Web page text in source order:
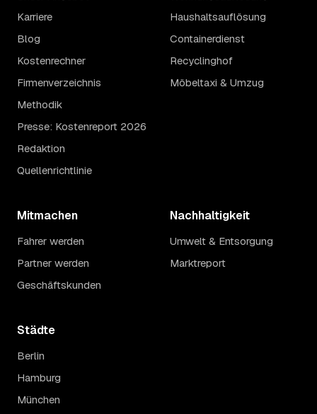
Karriere
Blog
Kostenrechner
Firmenverzeichnis
Methodik
Presse: Kostenreport 2026
Redaktion
Quellenrichtlinie
Haushaltsauflösung
Containerdienst
Recyclinghof
Möbeltaxi & Umzug
Mitmachen
Fahrer werden
Partner werden
Geschäftskunden
Nachhaltigkeit
Umwelt & Entsorgung
Marktreport
Städte
Berlin
Hamburg
München